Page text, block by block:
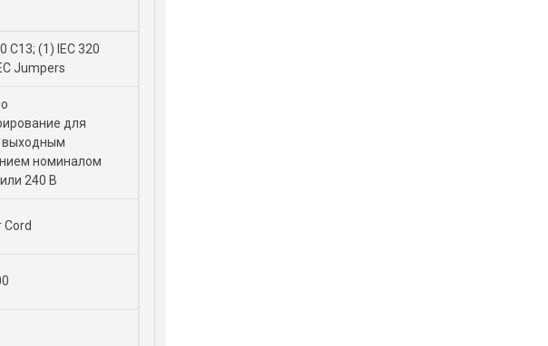
C13; (1) IEC 320
Jumpers
для
выходным
номиналом
240 В
Cord